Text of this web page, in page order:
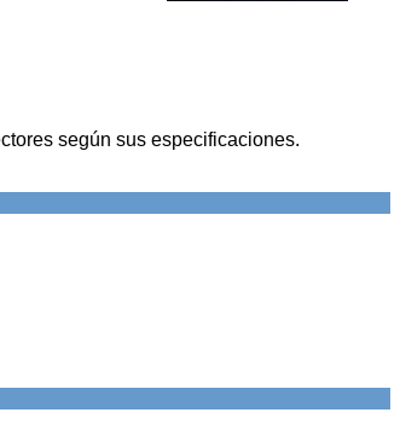
según sus especificaciones.